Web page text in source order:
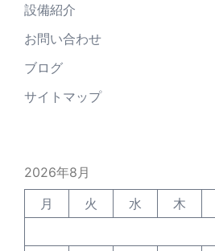
設備紹介
お問い合わせ
ブログ
サイトマップ
2026年8月
月
火 水 木